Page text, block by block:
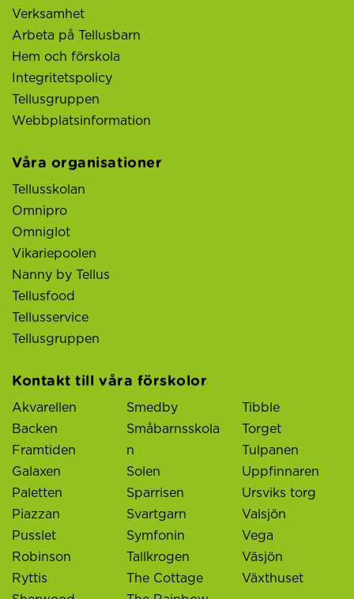
Verksamhet
Arbeta på Tellusbarn
Hem och förskola
Integritetspolicy
Tellusgruppen
Webbplatsinformation
Våra organisationer
Tellusskolan
Omnipro
Omniglot
Vikariepoolen
Nanny by Tellus
Tellusfood
Tellusservice
Tellusgruppen
Kontakt till våra förskolor
Akvarellen
Backen
Framtiden
Galaxen
Paletten
Piazzan
Pusslet
Robinson
Ryttis
Smedby
Småbarnsskola
n
Solen
Sparrisen
Svartgarn
Symfonin
Tallkrogen
The Cottage
Tibble
Torget
Tulpanen
Uppfinnaren
Ursviks torg
Valsjön
Vega
Väsjön
Växthuset